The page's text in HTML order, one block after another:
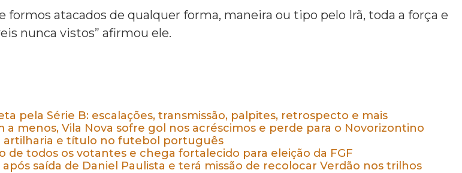
formos atacados de qualquer forma, maneira ou tipo pelo Irã, toda a força e
nunca vistos” afirmou ele.
pela Série B: escalações, transmissão, palpites, retrospecto e mais
a menos, Vila Nova sofre gol nos acréscimos e perde para o Novorizontino
artilharia e título no futebol português
de todos os votantes e chega fortalecido para eleição da FGF
após saída de Daniel Paulista e terá missão de recolocar Verdão nos trilhos